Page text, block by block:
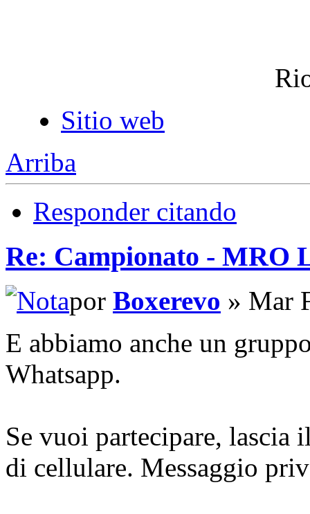
Sitio web
Arriba
Responder citando
Re: Campionato - MRO
por Boxerevo » Mar
E abbiamo anche un
Whatsapp.
Se vuoi partecipare, lascia
di cellulare. Messaggio